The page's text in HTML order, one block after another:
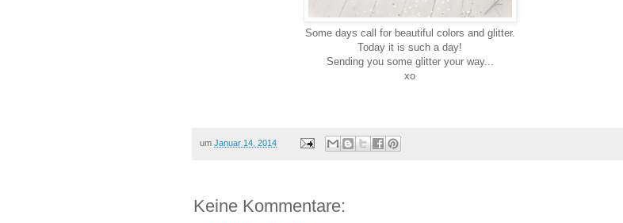
Some days call for beautiful colors and glitter.
Today it is such a day!
Sending you some glitter your way...
xo
um Januar 14, 2014
Keine Kommentare: